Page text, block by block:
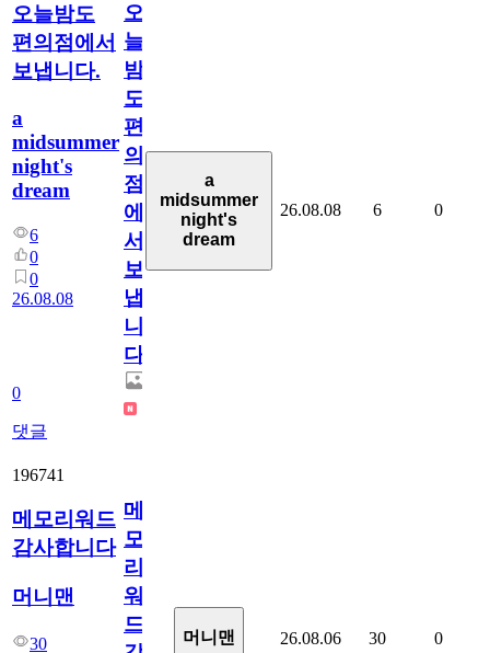
오늘밤도
편의점에서
보냅니다.
a
midsummer
night's
dream
6
0
0
26.08.08
0
댓글
오
늘
밤
도
편
의
점
에
서
보
냅
니
다.
a
midsummer
night's
dream
26.08.08 6 0
196741
메모리워드
감사합니다
머니맨
30
메
모
리
워
드
머니맨 26.08.06 30 0